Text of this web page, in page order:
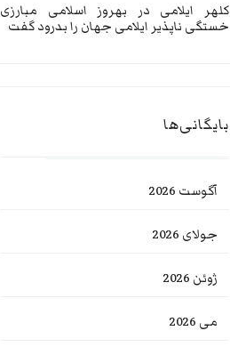
کلهر ایلامی در بهروز اسلامی مبارزی
خستگی ناپذیر ایلامی جهان را بدرود گفت
بایگانی‌ها
آگوست 2026
جولای 2026
ژوئن 2026
می 2026